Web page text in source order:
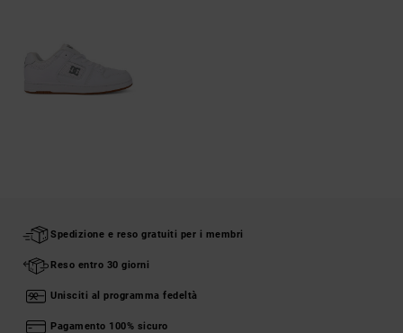
Spedizione e reso gratuiti per i membri
Reso entro 30 giorni
Unisciti al programma fedeltà
Pagamento 100% sicuro